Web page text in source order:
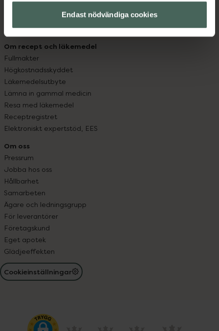
Endast nödvändiga cookies
Sajtens tillgänglighet
Köpvillkor
Om recept och läkemedel
Fullmakter
Högkostnadsskyddet
Läkemedelsutbyte
Lämna in gammal medicin
Resa med läkemedel
Receptregistret
Elektroniskt expertstöd, EES
Om oss
Pressrum
Jobba hos oss
Hållbarhet
Samarbeten
Ägare och ledningsgrupp
För leverantörer
Företagskund
Eget apotek
Glädjeeffekten
Cookieinställningar